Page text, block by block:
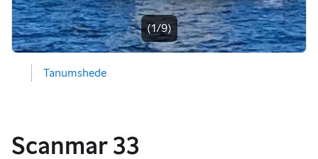
(1/9)
Tanumshede
Scanmar 33